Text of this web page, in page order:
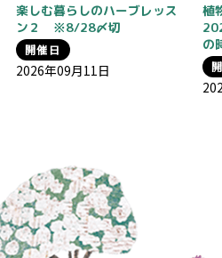
楽しむ暮らしのハーブレッス
ン２ ※8/28〆切
開催日
2026年09月11日
植
の